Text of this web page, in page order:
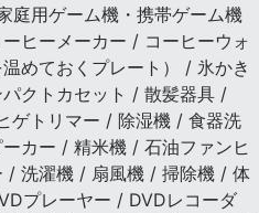
用ゲーム機・携帯ゲーム機
ヒーメーカー / コーヒーウォ
めておくプレート） / 氷かき
クトカセット / 散髪器具 /
ゲトリマー / 除湿機 / 食器洗
カー / 精米機 / 石油ファンヒ
/ 洗濯機 / 扇風機 / 掃除機 / 体
プレーヤー / DVDレコーダ